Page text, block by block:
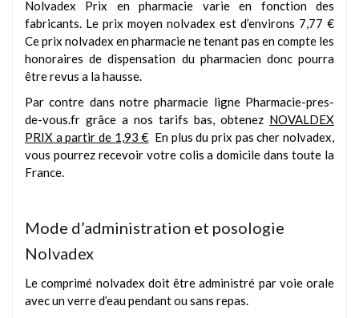
Nolvadex Prix en pharmacie varie en fonction des
fabricants. Le prix moyen nolvadex est d’environs 7,77 €
Ce prix nolvadex en pharmacie ne tenant pas en compte les
honoraires de dispensation du pharmacien donc pourra
être revus a la hausse.
Par contre dans notre pharmacie ligne Pharmacie-pres-
de-vous.fr grâce a nos tarifs bas, obtenez NOVALDEX
PRIX a partir de 1,93 € En plus du prix pas cher nolvadex,
vous pourrez recevoir votre colis a domicile dans toute la
France.
Mode d’administration et posologie
Nolvadex
Le comprimé nolvadex doit être administré par voie orale
avec un verre d’eau pendant ou sans repas.